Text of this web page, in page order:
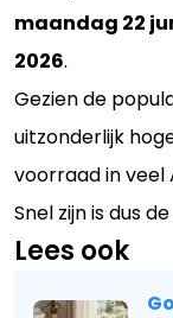
maandag 22
2026.
Gezien de
uitzonderlijk
voorraad in veel
Snel zijn is dus
Lees ook